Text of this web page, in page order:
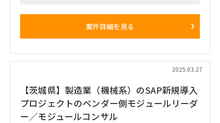
定支援を実施（後続フェーズはシステム要件定義～カットオー
バーまで、ウォーターフォール型の開発におけるPMOおよび
■稼働率：80%
■募集人数：2名
案件詳細を見る
2025.03.27
【茨城県】製造業（機械系）のSAP新規導入
プロジェクトのベンダー側モジュールリーダ
ー／モジュールコンサル